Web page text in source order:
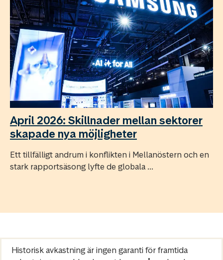
April 2026: Skillnader mellan sektorer
skapade nya möjligheter
Ett tillfälligt andrum i konflikten i Mellanöstern och en
stark rapportsäsong lyfte de globala ...
Historisk avkastning är ingen garanti för framtida